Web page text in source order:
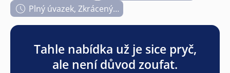
Plný úvazek, Zkrácený…
Tahle nabídka už je sice pryč,
ale není důvod zoufat.